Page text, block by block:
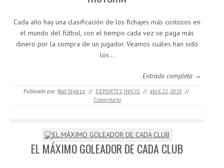
Cada año hay una clasificación de los fichajes más costosos en
el mundo del fútbol, con el tiempo cada vez se paga más
dinero por la compra de un jugador. Veamos cuáles han sido
los…
Entrada completa →
Publicado por: Rod Stylezz // DEPORTES, INICIO // abril 22, 2020 //
Comentario
EL MÁXIMO GOLEADOR DE CADA CLUB